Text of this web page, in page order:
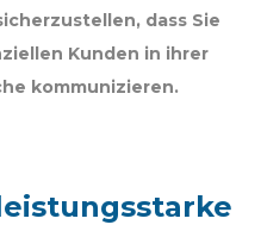
dass Sie
Kunden in ihrer
kommunizieren.